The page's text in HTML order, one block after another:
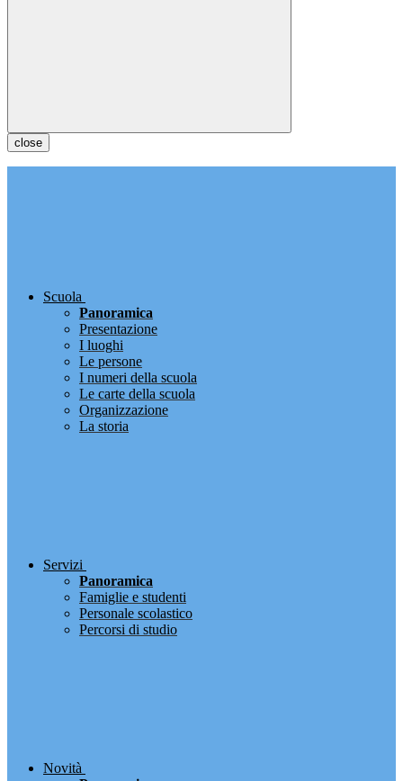
close
Scuola
Panoramica
Presentazione
I luoghi
Le persone
I numeri della scuola
Le carte della scuola
Organizzazione
La storia
Servizi
Panoramica
Famiglie e studenti
Personale scolastico
Percorsi di studio
Novità